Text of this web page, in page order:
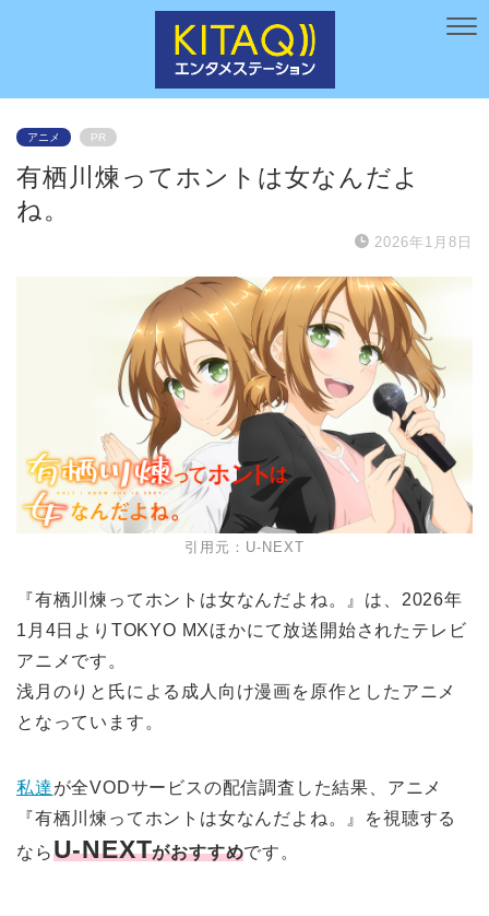
アニメ PR
有栖川煉ってホントは女なんだよ
ね。
2026年1月8日
引用元：U-NEXT
『有栖川煉ってホントは女なんだよね。』は、2026年
1月4日よりTOKYO MXほかにて放送開始されたテレビ
アニメです。
浅月のりと氏による成人向け漫画を原作としたアニメ
となっています。
私達が全VODサービスの配信調査した結果、アニメ
『有栖川煉ってホントは女なんだよね。』を視聴する
ならU-NEXTがおすすめです。